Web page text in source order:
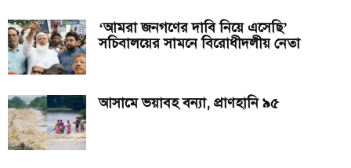
‘আমরা জনগণের দাবি নিয়ে এসেছি’
সচিবালয়ের সামনে বিরোধীদলীয় নেতা
আসামে ভয়াবহ বন্যা, প্রাণহানি ৯৫